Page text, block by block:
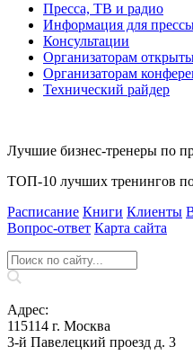
Пресса, ТВ и радио
Информация для
Консультации
Организаторам
Организаторам
Технический райдер
Лучшие бизнес-тренеры по
ТОП-10 лучших тренингов
Расписание Книги Клиенты
Вопрос‑ответ Карта сайта
Адрес:
115114 г. Москва
3-й Павелецкий проезд д. 3